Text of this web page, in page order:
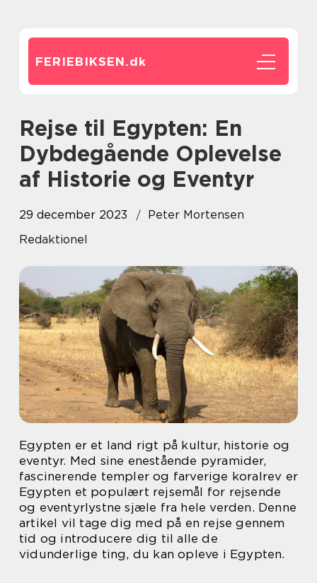
FERIEBIKSEN.dk
Rejse til Egypten: En
Dybdegående Oplevelse
af Historie og Eventyr
29 december 2023
Peter Mortensen
Redaktionel
Egypten er et land rigt på kultur, historie og
eventyr. Med sine enestående pyramider,
fascinerende templer og farverige koralrev er
Egypten et populært rejsemål for rejsende
og eventyrlystne sjæle fra hele verden. Denne
artikel vil tage dig med på en rejse gennem
tid og introducere dig til alle de
vidunderlige ting, du kan opleve i Egypten.